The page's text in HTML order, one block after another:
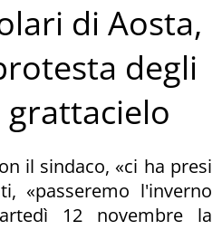
di Aosta,
degli
il sindaco, «ci ha presi
«passeremo l'inverno
12 novembre la